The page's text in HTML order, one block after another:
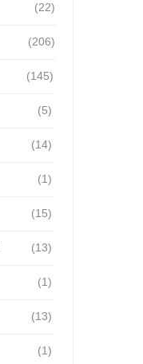
(22)
(206)
(145)
(5)
(14)
(1)
(15)
(13)
(1)
(13)
(1)